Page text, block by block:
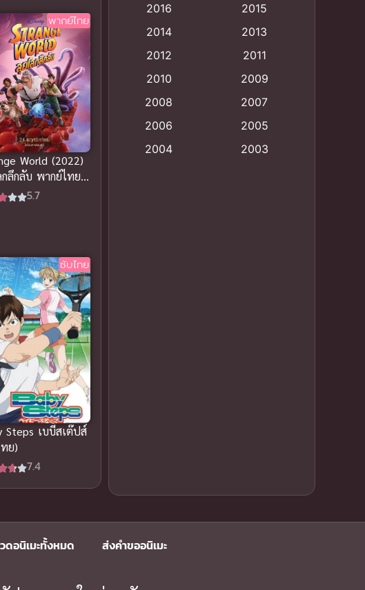
พากย์ไทย
World (2022)
กลึกลับ พากย์ไทยดู
นไลน์สนุกมากๆ
5.7
ซับไทย
Steps เบบี้สเต๊ปส์
ย)
7.4
Animation แอนิเมชัน (19)
anime(9)
Big tits (นมใหญ่)
Bitch (ผู้หญิงร่าน)
2016
2015
2014
2013
2012
2011
2010
2009
2008
2007
2006
2005
2004
2003
ดอนิเมะทั้งหมด ส่งคำขออนิเมะ